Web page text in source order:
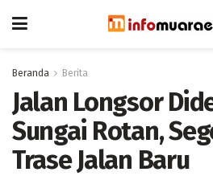
Beranda Berita
Jalan Longsor
Sungai Rotan,
Trase Jalan Baru